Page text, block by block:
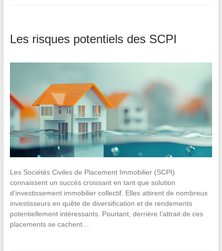
Les risques potentiels des SCPI
Les Sociétés Civiles de Placement Immobilier (SCPI)
connaissent un succès croissant en tant que solution
d’investissement immobilier collectif. Elles attirent de nombreux
investisseurs en quête de diversification et de rendements
potentiellement intéressants. Pourtant, derrière l’attrait de ces
placements se cachent…